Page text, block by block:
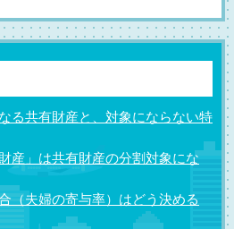
る共有財産と、対象にならない特
産」は共有財産の分割対象にな
（夫婦の寄与率）はどう決める